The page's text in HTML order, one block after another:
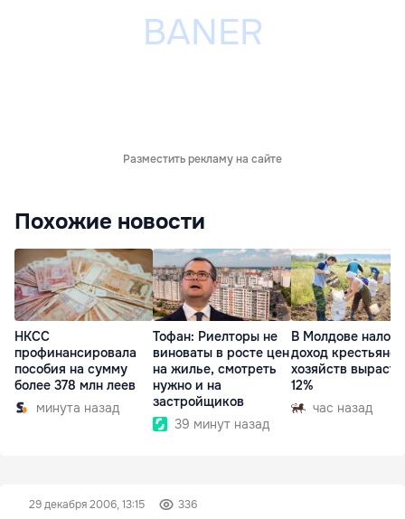
Разместить рекламу на сайте
Похожие новости
НКСС
профинансировала
пособия на сумму
более 378 млн леев
минута назад
Тофан: Риелторы не
виноваты в росте цен
на жилье, смотреть
нужно и на
застройщиков
39 минут назад
В Молдове налог
доход
хозяйств
12%
час назад
29 декабря 2006, 13:15 336